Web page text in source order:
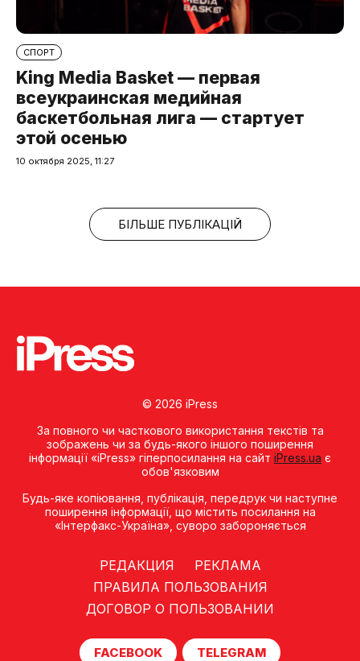
СПОРТ
King Media Basket — первая
всеукраинская медийная
баскетбольная лига — стартует
этой осенью
10 октября 2025, 11:27
БІЛЬШЕ ПУБЛІКАЦІЙ
© 2026 iPress
За повного чи часткового використання текстів та
зображень чи за будь-якого іншого поширення
інформації «iPress» гіперпосилання на сайт iPress.ua є
обов'язковим
Будь-яке копiювання, публiкацiя, передрук чи наступне
поширення iнформацiї, що мiстить посилання на
«Iнтерфакс-Україна», суворо забороняється
РЕДАКЦИЯ
РЕКЛАМА
ПРАВИЛА ПОЛЬЗОВАНИЯ
ДОГОВОР О ПОЛЬЗОВАНИИ
FACEBOOK TELEGRAM